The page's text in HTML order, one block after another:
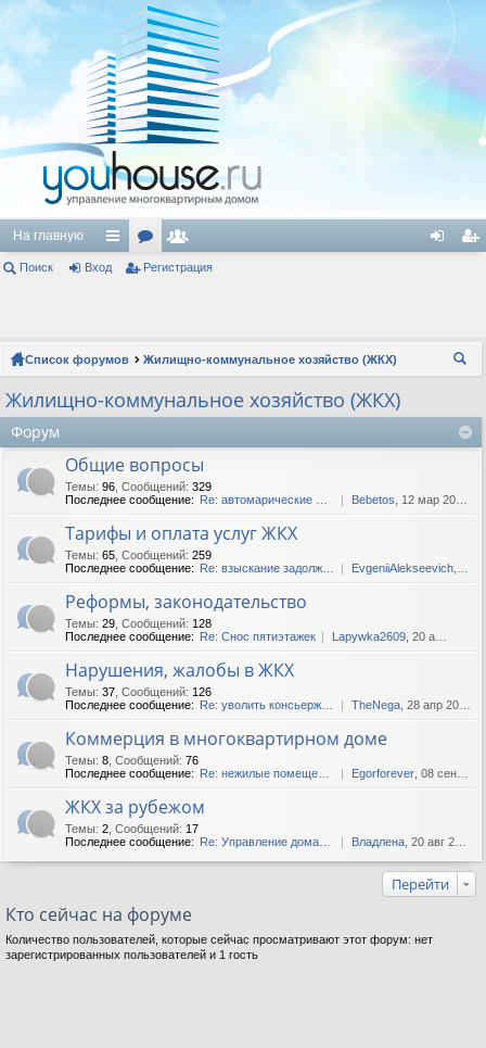
На главную
с
и
ор ол
ат
ел
ац
Поиск Вход Регистрация
Список форумов
Жилищно-коммунальное хозяйство (ЖКХ)
Жилищно-коммунальное хозяйство (ЖКХ)
Форум
Общие вопросы
Темы: 96 Сообщений: 329
Последнее сообщение: Re: автомарические шторы в ... Bebetos , 12 мар 2025, 13:38
Тарифы и оплата услуг ЖКХ
Темы: 65 Сообщений: 259
Последнее сообщение: Re: взыскание задолженности... EvgeniiAlekseevich
Реформы, законодательство
Темы: 29 Сообщений: 128
Последнее сообщение: Re: Снос пятиэтажек Lapywka2609 , 20 апр 2019, 14:11
Нарушения, жалобы в ЖКХ
Темы: 37 Сообщений: 126
Последнее сообщение: Re: уволить консьержа..как?? TheNega , 28 апр 2020, 11:44
Коммерция в многоквартирном доме
Темы: 8 Сообщений: 76
Последнее сообщение: Re: нежилые помещения Egorforever , 08 сен 2018, 17:16
ЖКХ за рубежом
Темы: 2 Сообщений: 17
Последнее сообщение: Re: Управление домами в Укр... Владлена , 20 авг 2018, 13:23
Перейти
Кто сейчас на форуме
Количество пользователей, которые сейчас просматривают этот форум: нет
зарегистрированных пользователей и 1 гость